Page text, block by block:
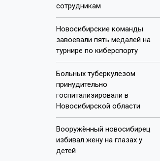
сотрудникам
Новосибирские команды
завоевали пять медалей на
турнире по киберспорту
Больных туберкулёзом
принудительно
госпитализировали в
Новосибирской области
Вооружённый новосибирец
избивал жену на глазах у
детей